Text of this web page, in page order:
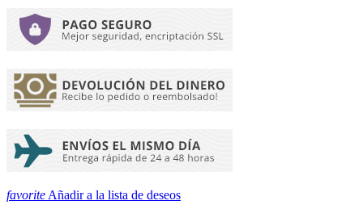
favorite Añadir a la lista de deseos